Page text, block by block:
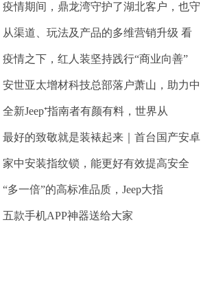
疫情期间，鼎龙湾守护了湖北客户，也守
从渠道、玩法及产品的多维营销升级 看
疫情之下，红人装坚持践行“商业向善”
安世亚太增材科技总部落户萧山，助力中
全新Jeep⁺指南者有颜有料，世界从
最好的致敬就是装裱起来｜首台国产安卓
家中安装指纹锁，能更好有效提高安全
“多一倍”的高标准品质，Jeep大指
五款手机APP神器送给大家